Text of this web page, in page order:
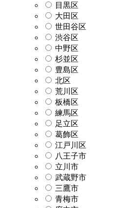
目黒区
大田区
世田谷区
渋谷区
中野区
杉並区
豊島区
北区
荒川区
板橋区
練馬区
足立区
葛飾区
江戸川区
八王子市
立川市
武蔵野市
三鷹市
青梅市